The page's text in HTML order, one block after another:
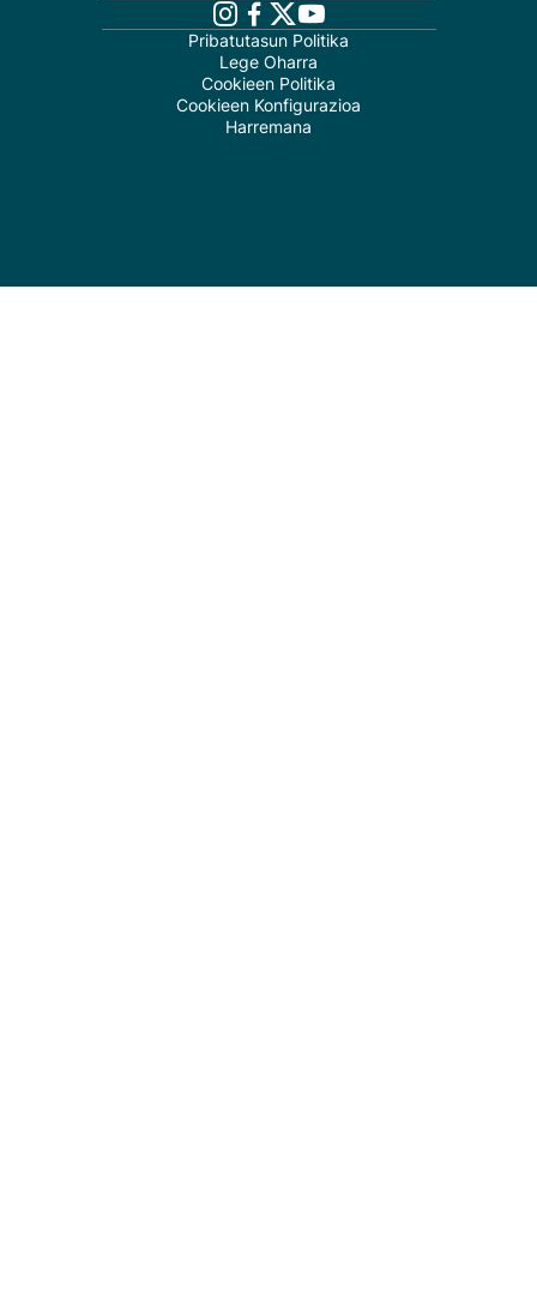
Pribatutasun Politika
Lege Oharra
Cookieen Politika
Cookieen Konfigurazioa
Harremana